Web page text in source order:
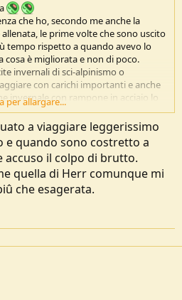
che ho, secondo me anche la
le prime volte che sono uscito
tempo rispetto a quando avevo lo
cosa è migliorata e non di poco.
invernali di sci-alpinismo o
con carichi importanti e anche
invernale con rampone in acciaio lo
lo metti appena si inizia a salire,
zaino che pesi più di 10kg non è
che l'alpinismo che faccio io è con la a
filosofia di rinunciare ad accessori e
sulla tenda. Avere una tenda
anche a fare più strada per trovare
ad una tenda che sopporti meglio ad
per allargare...
a viaggiare leggerissimo
e quando sono costretto a
accuso il colpo di brutto.
quella di Herr comunque mi
che esagerata.